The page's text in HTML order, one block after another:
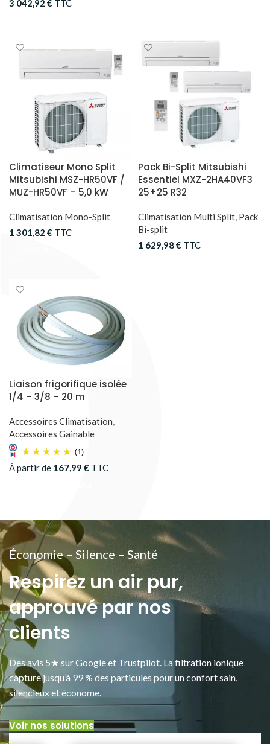
3 042,92 € TTC
Climatiseur Mono Split
Mitsubishi MSZ-HR50VF /
MUZ-HR50VF – 5,0 kW
Climatisation Mono-Split
1 301,82 € TTC
Pack Bi-Split Mitsubishi
Essentiel MXZ-2HA40VF3
25+25 R32
Climatisation Multi Split, Pack
Bi-split
1 629,98€ TTC
Liaison frigorifique isolée
1/4 – 3/8 – 20 m
Accessoires Climatisation,
Accessoires Gainable
(1)
À partir de 167,99 € TTC
Économie – Silence – Santé
Respirez un air pur,
approuvé par nos
clients
Des avis 5★ sur Google et Trustpilot. La filtration ionique
capture jusqu’à 99 % des particules pour un confort sain,
silencieux et économe.
Voir nos solutions